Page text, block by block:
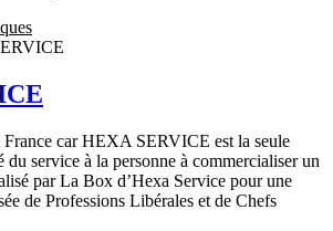
car HEXA SERVICE est la seule
du service à la personne à commercialiser un
par La Box d’Hexa Service pour une
de Professions Libérales et de Chefs